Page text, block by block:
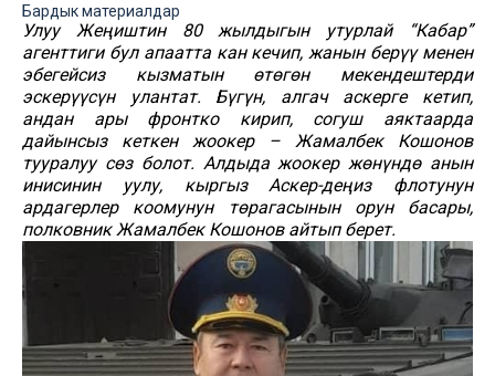
Бардык материалдар
Улуу Жеңиштин 80 жылдыгын утурлай “Кабар”
агенттиги бул апаатта кан кечип, жанын берүү менен
эбегейсиз кызматын өтөгөн мекендештерди
эскерүүсүн улантат. Бүгүн, алгач аскерге кетип,
андан ары фронтко кирип, согуш аяктаарда
дайынсыз кеткен жоокер –
Жамалбек Кошонов
тууралуу сөз болот. Алдыда жоокер жөнүндө анын
инисинин уулу, кыргыз Аскер-деңиз флотунун
ардагерлер коомунун төрагасынын орун басары,
полковник Жамалбек Кошонов айтып берет.